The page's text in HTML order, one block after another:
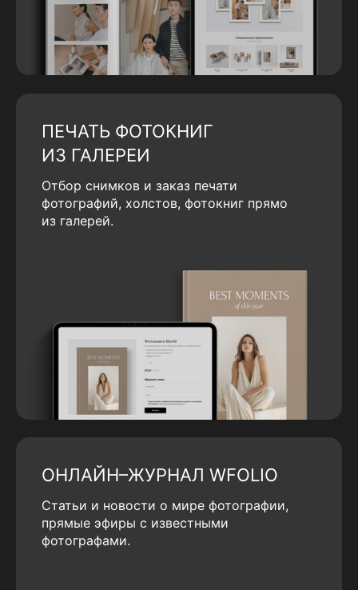
ПЕЧАТЬ ФОТОКНИГ
ИЗ ГАЛЕРЕИ
Отбор снимков и заказ печати
фотографий, холстов, фотокниг прямо
из галерей.
ОНЛАЙН–ЖУРНАЛ WFOLIO
Статьи и новости о мире фотографии,
прямые эфиры с известными
фотографами.